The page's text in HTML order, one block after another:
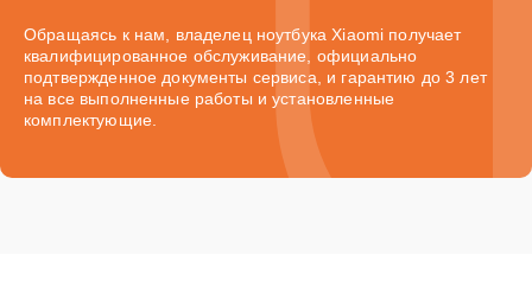
Обращаясь к нам, владелец ноутбука Xiaomi получает
квалифицированное обслуживание, официально
подтвержденное документы сервиса, и гарантию до 3 лет
на все выполненные работы и установленные
комплектующие.